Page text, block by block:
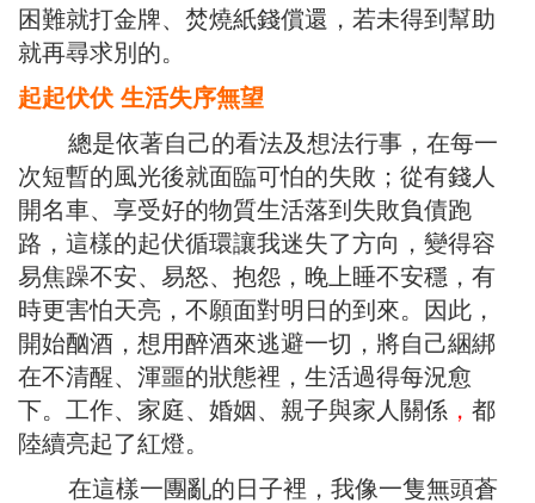
困難就打金牌、焚燒紙錢償還，若未得到幫助
就再尋求別的。
起起伏伏 生活失序無望
總是依著自己的看法及想法行事，在每一
次短暫的風光後就面臨可怕的失敗；從有錢人
開名車、享受好的物質生活落到失敗負債跑
路，這樣的起伏循環讓我迷失了方向，變得容
易焦躁不安、易怒、抱怨，晚上睡不安穩，有
時更害怕天亮，不願面對明日的到來。因此，
開始酗酒，想用醉酒來逃避一切，將自己綑綁
在不清醒、渾噩的狀態裡，生活過得每況愈
下。工作、家庭、婚姻、親子與家人關係 ， 都
陸續亮起了紅燈。
在這樣一團亂的日子裡，我像一隻無頭蒼